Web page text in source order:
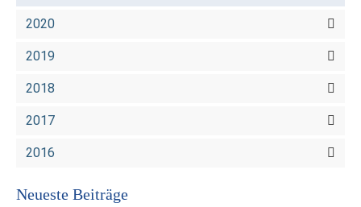
2020
2019
2018
2017
2016
Neueste Beiträge